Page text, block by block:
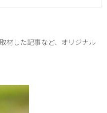
材した記事など、オリジナル